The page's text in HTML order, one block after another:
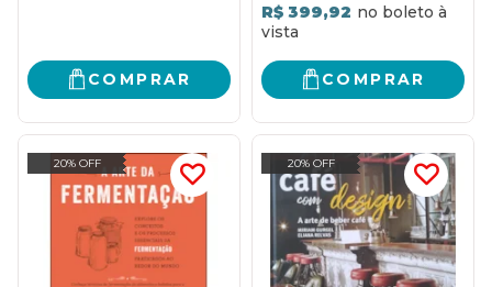
COMPRAR
R$ 399,92
COMPRAR
20% OFF 20% OFF